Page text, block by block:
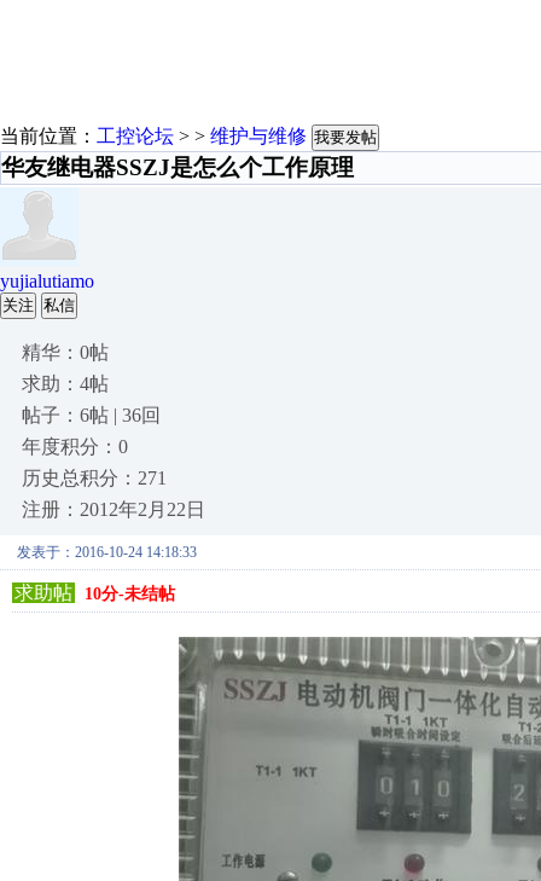
当前位置： 工控论坛 > > 维护与维修 我要发帖
华友继电器SSZJ是怎么个工作原理
yujialutiamo
关注 私信
精华：0帖
求助：4帖
帖子：6帖 | 36回
年度积分：0
历史总积分：271
注册：2012年2月22日
发表于：2016-10-24 14:18:33
求助帖 10分-未结帖